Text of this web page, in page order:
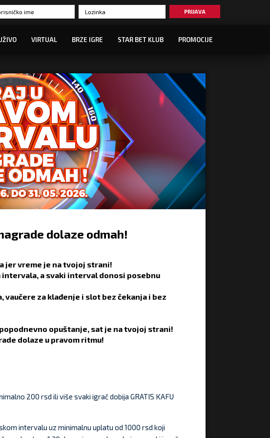
PRIJAVA
VIRTUAL BRZE IGRE STAR BET KLUB PROMOCIJE
dolaze odmah!
jer vreme je na tvojoj strani!
a svaki interval donosi posebnu
za klađenje i slot bez čekanja i bez
opuštanje, sat je na tvojoj strani!
dolaze u pravom ritmu!
200 rsd ili više svaki igrač dobija GRATIS KAFU
intervalu uz minimalnu uplatu od 1000 rsd koji